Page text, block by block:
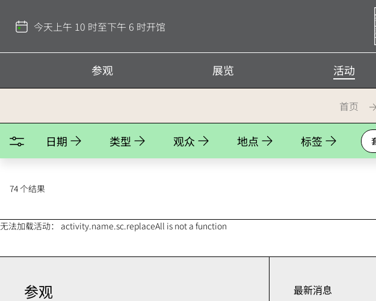
部
今天上午 10 时至下午 6 时开馆
参观 展览 活动
首页
日期 类型 观众 地点 标签
74 个结果
无法加载活动： activity.name.sc.replaceAll is not a function
参观
最新消息